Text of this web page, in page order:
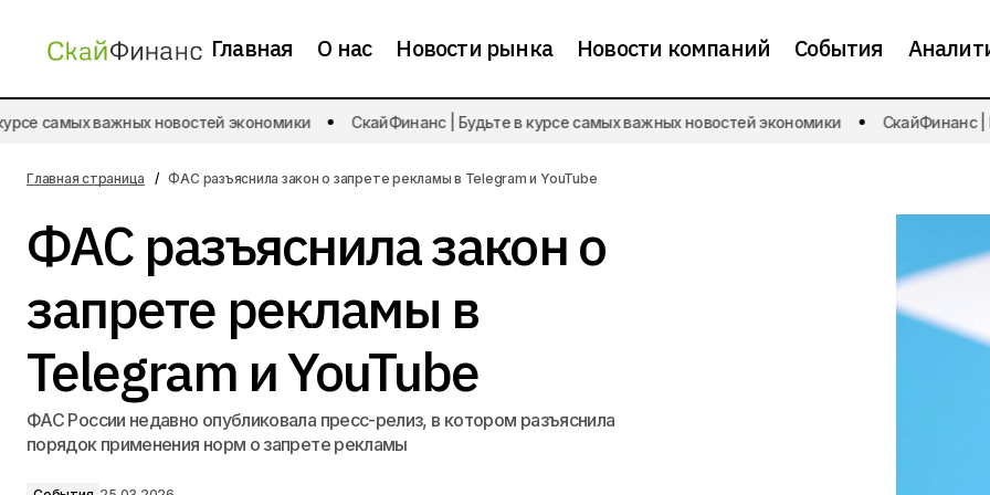
Главная О нас Новости рынка Новости компаний События
«М.Видео» планирует разместить
События ФАС разъяснила закон о запрете рекламы в Telegram и
самых важных новостей экономики СкайФинанс | Будьте в курсе самых важных новостей экономики СкайФинанс |
Главная страница ФАС разъяснила закон о запрете рекламы в Telegram и YouTube
ФАС разъяснила закон о
запрете рекламы в
Telegram и YouTube
ФАС России недавно опубликовала пресс-релиз, в котором разъяснила
порядок применения норм о запрете рекламы